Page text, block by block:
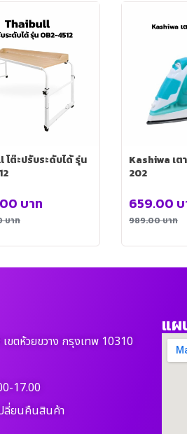
ต๊ะปรับระดับได้ รุ่น
บาท
บาท
Kashiwa เต
202
989.00บาท
659.00
ขตห้วยขวาง กรุงเทพ 10310
17.00
ปลี่ยนคืนสินค้า
แ